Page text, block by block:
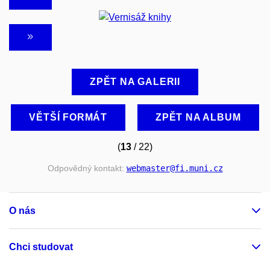
ZPĚT NA GALERII
VĚTŠÍ FORMÁT ZPĚT NA ALBUM
(13 / 22)
Odpovědný kontakt: webmaster@fi.muni.cz
O nás
Chci studovat